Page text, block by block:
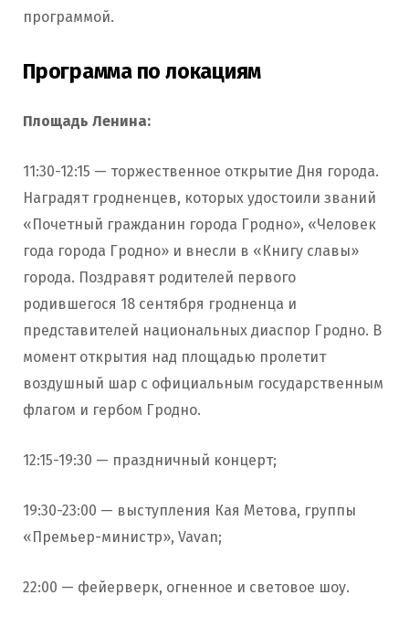
программой.
Программа по локациям
Площадь Ленина:
11:30-12:15 — торжественное открытие Дня города.
Наградят гродненцев, которых удостоили званий
«Почетный гражданин города Гродно», «Человек
года города Гродно» и внесли в «Книгу славы»
города. Поздравят родителей первого
родившегося 18 сентября гродненца и
представителей национальных диаспор Гродно. В
момент открытия над площадью пролетит
воздушный шар с официальным государственным
флагом и гербом Гродно.
12:15-19:30 — праздничный концерт;
19:30-23:00 — выступления Кая Метова, группы
«Премьер-министр», Vavan;
22:00 — фейерверк, огненное и световое шоу.